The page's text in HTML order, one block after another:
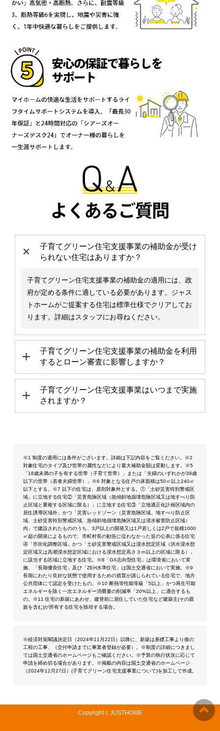
子育てグリーン住宅支援事業の補助金が受け
られない住宅はありますか？
子育てグリーン住宅支援事業の補助金の適用には、政
府が定める条件に適している必要があります。ジャス
トホームがご提案する住宅は標準仕様でクリアしてお
ります。詳細はスタッフにお尋ねください。
子育てグリーン住宅支援事業の補助金を利用
するとローン審査に影響しますか？
子育てグリーン住宅支援事業はいつまで実施
されますか？
※1 制度の適用には条件がございます。詳細は下記内容をご覧ください。※2
対象住宅のタイプ及び世帯の属性などにより最大補助金額は変動します。※5
「18歳未満の子を有する世帯（子育て世帯）」または「夫婦のいずれかが39歳
以下の世帯（若者夫婦世帯）」※6 対象となる住戸の床面積は50㎡以上240㎡
以下とする。※7 以下の住宅は、原則対象外とする。①「土砂災害特別警戒区
域」に立地する住宅②「災害危険区域（急傾斜地崩壊危険区域又は地すべり防
止区域と重複する区域に限る）」に立地する住宅③「立地適正化計画区域内の
居住誘導区域外」かつ「災害レッドゾーン（災害危険区域、地すべり防止区
域、土砂災害特別警戒区域、急傾斜地崩壊危険区域又は浸水被害防止区域）
内」で建設されたもののうち、3戸以上の開発又は1戸若しくは2戸で規模1000
㎡超の開発によるもので、市町村長の勧告に従わなかった旨の公表に係る住宅
④「市街化調整区域」かつ「土砂災害警戒区域又は浸水想定区域（洪水浸水想
定区域又は高潮浸水想定区域における浸水想定高さ３ｍ以上の区域に限る）」
に該当する区域に立地する住宅。※8「GX志向型住宅」は環境省において実
施、「長期優良住宅」及び「ZEH水準住宅」は国土交通省において実施。※9
長期にわたり良好な状態で使用するための措置が講じられている住宅で、地方
公共団体にて認定を受けたもの。※10 断熱等性能等級「5以上」かつ再生可能
エネルギーを除く一次エネルギー消費量の削減率「20%以上」に適合するも
の。※11 住宅の新築にあわせ、建替前に居住していた住宅など建築主(その親
族を含む)が所有する住宅を除却する場合。
※経済対策閣議決定日（2024年11月22日）以降に、新築は基礎工事より後の
工程の工事、（交付申請までに事業者登録が必要）。※制度の詳細につきまし
ては国土交通省のホームページもご確認ください。※予算の執行状況に応じて
申請を締め切る場合があります。※掲載の内容は国土交通省のホームページ
（2024年12月27日）(子育てグリーン住宅支援事業について)を加工して作成。
Copyright c JUSTHOME